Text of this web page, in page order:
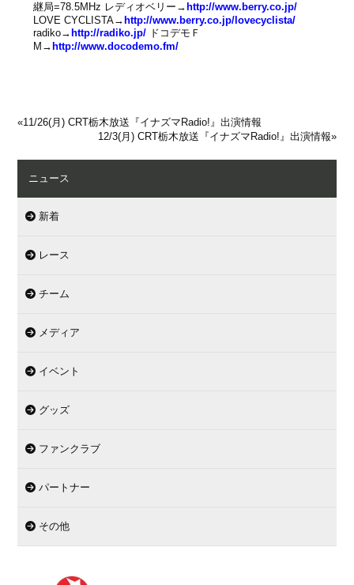
継局=78.5MHz レディオベリー→ http://www.berry.co.jp/
LOVE CYCLISTA→ http://www.berry.co.jp/lovecyclista/
radiko→ http://radiko.jp/ ドコデモＦ
M→ http://www.docodemo.fm/
«11/26(月) CRT栃木放送『イナズマRadio!』出演情報
12/3(月) CRT栃木放送『イナズマRadio!』出演情報»
ニュース
新着
レース
チーム
メディア
イベント
グッズ
ファンクラブ
パートナー
その他